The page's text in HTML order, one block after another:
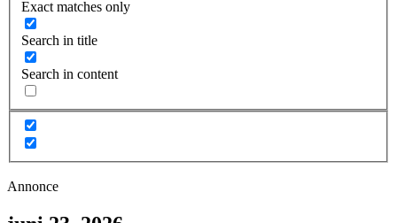
Exact matches only
Search in title
Search in content
Annonce